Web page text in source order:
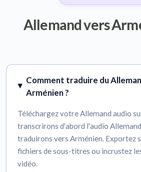
Allemand vers
Comment traduire du
Arménien ?
Téléchargez votre Allemand audio
transcrirons d'abord l'audio
traduirons vers Arménien. Exportez
fichiers de sous-titres ou incrustez
vidéo.